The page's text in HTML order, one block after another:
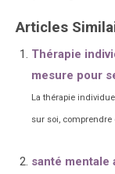
Articles
Thérapie
mesure pour
La thérapie
sur soi,
santé mentale